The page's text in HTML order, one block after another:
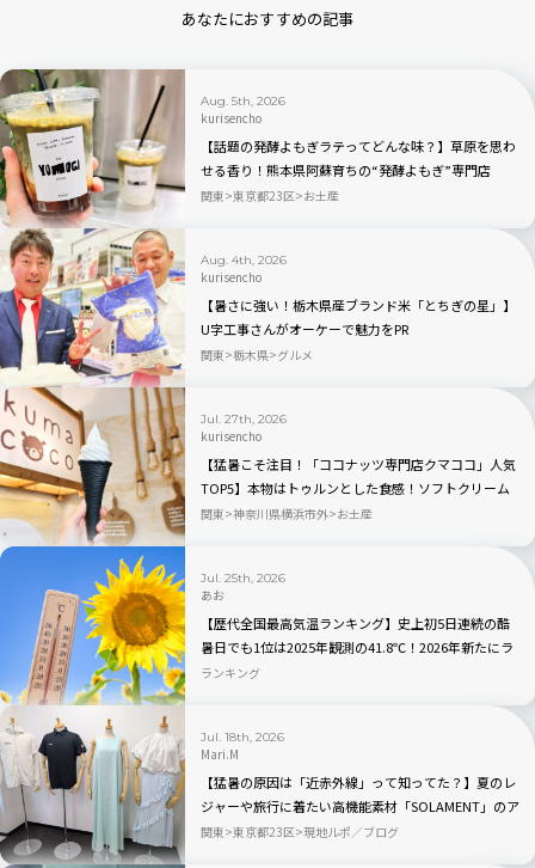
あなたにおすすめの記事
Aug. 5th, 2026
kurisencho
【話題の発酵よもぎラテってどんな味？】草原を思わ
せる香り！熊本県阿蘇育ちの“発酵よもぎ”専門店
「BETWEEN by THE YOMOGI STAND」渋谷にオープ
関東 東京都23区 お土産
Aug. 4th, 2026
kurisencho
【暑さに強い！栃木県産ブランド米「とちぎの星」】
U字工事さんがオーケーで魅力をPR
関東 栃木県 グルメ
Jul. 27th, 2026
kurisencho
【猛暑こそ注目！「ココナッツ専門店クマココ」人気
TOP5】本物はトゥルンとした食感！ソフトクリーム
やビールも人気｜川崎・ラ チッタデッラ
関東 神奈川県横浜市外 お土産
Jul. 25th, 2026
あお
【歴代全国最高気温ランキング】史上初5日連続の酷
暑日でも1位は2025年観測の41.8℃！2026年新たにラ
ンクインしたのはどこ？
ランキング
Jul. 18th, 2026
Mari.M
【猛暑の原因は「近赤外線」って知ってた？】夏のレ
ジャーや旅行に着たい高機能素材「SOLAMENT」のア
パレルが続々登場
関東 東京都23区 現地ルポ／ブログ